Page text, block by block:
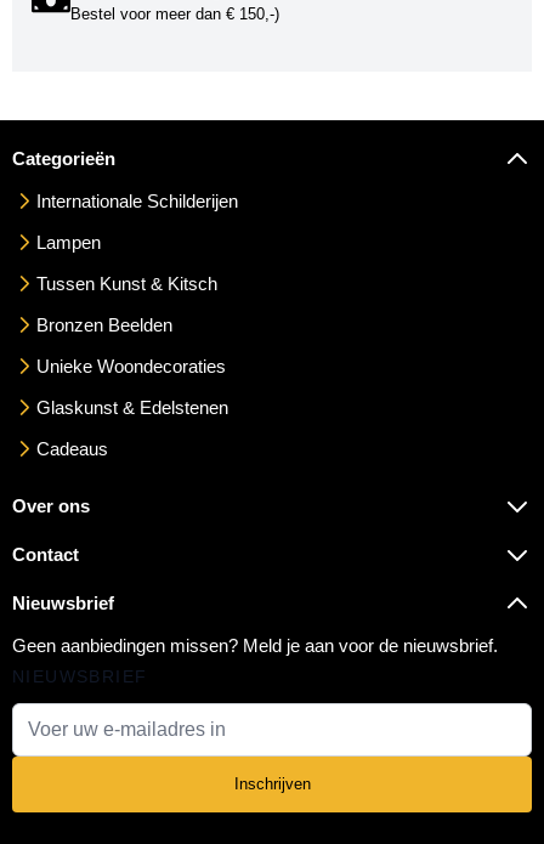
Bestel voor meer dan € 150,-)
Categorieën
Internationale Schilderijen
Lampen
Tussen Kunst & Kitsch
Bronzen Beelden
Unieke Woondecoraties
Glaskunst & Edelstenen
Cadeaus
Over ons
Contact
Nieuwsbrief
Geen aanbiedingen missen? Meld je aan voor de nieuwsbrief.
NIEUWSBRIEF
Inschrijven